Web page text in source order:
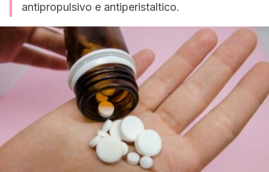
antipropulsivo e antiperistaltico.